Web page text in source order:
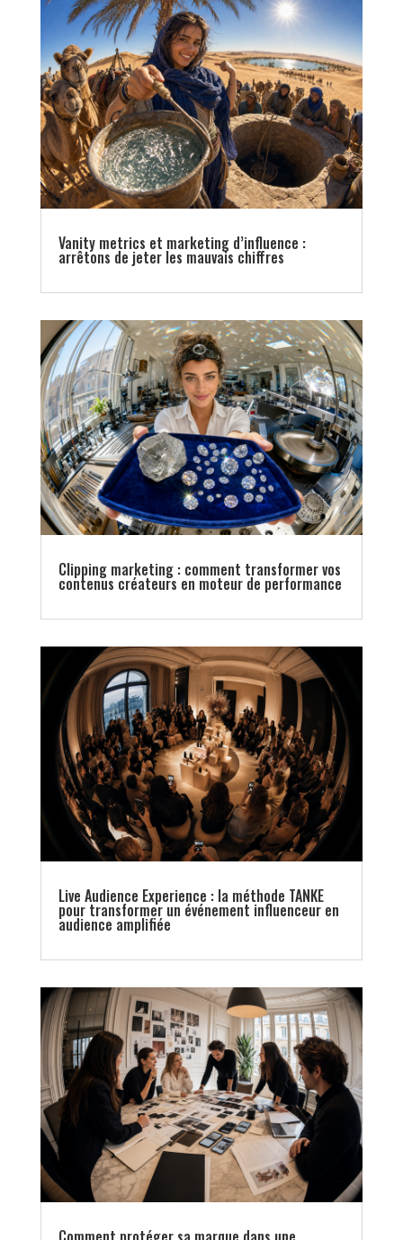
Vanity metrics et marketing d’influence :
arrêtons de jeter les mauvais chiffres
Clipping marketing : comment transformer vos
contenus créateurs en moteur de performance
Live Audience Experience : la méthode TANKE
pour transformer un événement influenceur en
audience amplifiée